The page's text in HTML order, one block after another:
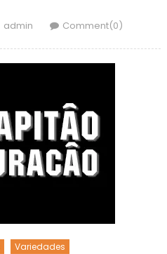
admin Comment(0)
Variedades